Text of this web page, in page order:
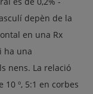
depèn de la
en una Rx
ha una
nens. La relació
º, 5:1 en corbes